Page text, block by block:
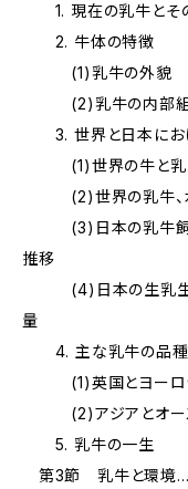
1. 現在の乳牛とそ
2. 牛体の特徴
(1)乳牛の外貌
(2)乳牛の内部
3. 世界と日本にお
(1)世界の牛と乳
(2)世界の乳牛、水
(3)日本の乳牛飼養
推移
(4)日本の生乳生産
量
4. 主な乳牛の品種
(1)英国とヨーロッ
(2)アジアとオース
5. 乳牛の一生
第3節 乳牛と環境…